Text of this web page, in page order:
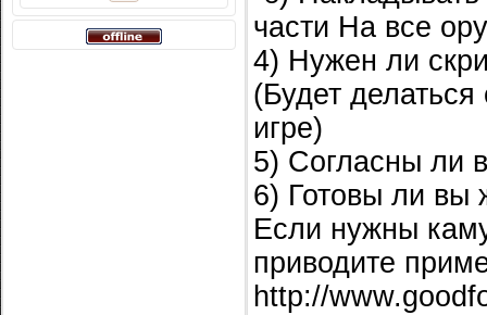
части На все
4) Нужен ли
(Будет делаться
игре)
5) Согласны ли
6) Готовы ли вы
Если нужны
приводите
http://